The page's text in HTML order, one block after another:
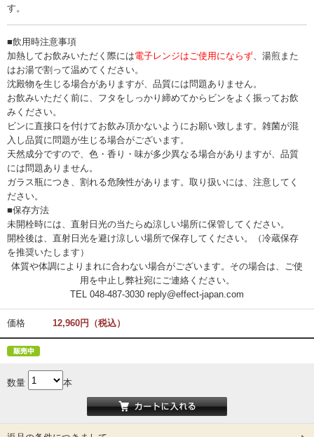
す。
■飲用時注意事項
加熱してお飲みいただく際には電子レンジはご使用にならず、湯煎また
はお湯で割って温めてください。
沈殿物を生じる場合がありますが、品質には問題ありません。
お飲みいただく前に、フタをしっかり締めてからビンをよく振ってお飲
みください。
ビンに直接口を付けてお飲み頂かないようにお願い致します。雑菌が混
入し品質に問題が生じる場合がございます。
天然成分ですので、色・香り・味が多少異なる場合がありますが、品質
には問題ありません。
ガラス瓶につき、割れる危険性があります。取り扱いには、注意してく
ださい。
■保存方法
未開栓時には、直射日光の当たらぬ涼しい場所に保管してください。
開栓後は、直射日光を避け涼しい場所で保存してください。（冷蔵保存
を推奨いたします）
体質や体調によりまれに合わない場合がございます。その場合は、ご使
用を中止し弊社宛にご連絡ください。
TEL 048-487-3030 reply@effect-japan.com
価格 12,960円（税込）
数量 本